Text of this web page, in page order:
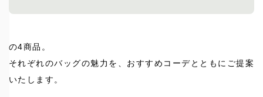
の4商品。
それぞれのバッグの魅力を、おすすめコーデとともにご提案
いたします。